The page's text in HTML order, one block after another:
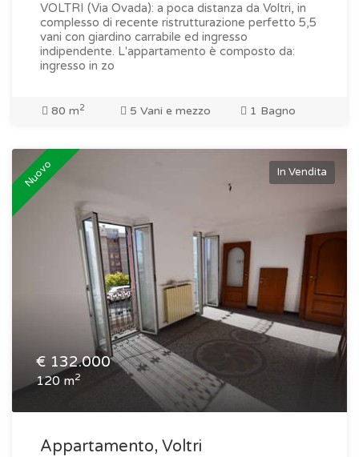
VOLTRI (Via Ovada): a poca distanza da Voltri, in
complesso di recente ristrutturazione perfetto 5,5
vani con giardino carrabile ed ingresso
indipendente. L'appartamento è composto da:
ingresso in zo
80 m2 5 Vani e mezzo 1 Bagno
Nuovo In Vendita
€ 132.000
120 m2
Appartamento, Voltri